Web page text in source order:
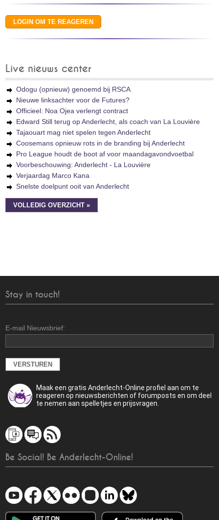
Live nieuws center
Odogu (opnieuw) genoemd bij RSCA
Nieuwe linksachter voor de Futures?
Officieel: Noa Ojea verlengt contract
Edward Still terug op Anderlecht, als coach van La Louvière
Tajaouart mag niet spelen tegen Anderlecht
Coosemans opnieuw rots in de branding bij Anderlecht
Pro League houdt de boot af voor maandagavondvoetbal
Voorbeschouwing: Anderlecht - La Louvière
Verjaardag Marco Kana
Snelste doelpunt ooit van Anderlecht
VOLLEDIG OVERZICHT »
Stay in touch!
E-mail Nieuwsbrief:
Maak een gratis Anderlecht-Online profiel aan om te
reageren op nieuwsberichten of forumposts en om deel
te nemen aan spelletjes en prijsvragen.
Be Social! Be Anderlecht-Online!